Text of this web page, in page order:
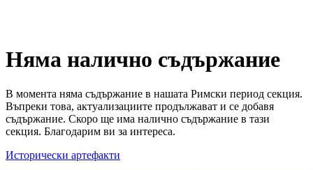
Няма налично съдържание
В момента няма съдържание в нашата Римски период секция.
Въпреки това, актуализациите продължават и се добавя
съдържание. Скоро ще има налично съдържание в тази
секция. Благодарим ви за интереса.
Исторически артефакти